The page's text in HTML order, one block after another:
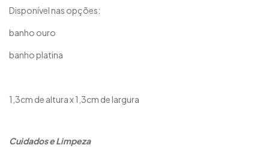
Disponível nas opções:
banho ouro
banho platina
1,3cm de altura x 1,3cm de largura
Cuidados e Limpeza